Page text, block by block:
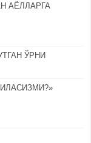
АЁЛЛАРГА
ЎРНИ